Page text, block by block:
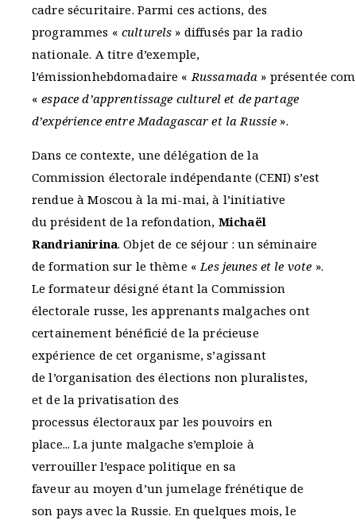
cadre sécuritaire. Parmi ces actions, des
programmes « culturels » diffusés par la radio
nationale. A titre d’exemple,
l’émissionhebdomadaire «Russamada » présentée
«espace d’apprentissage culturel et de partage
d’expérience entre Madagascar et la Russie ».
Dans ce contexte, une délégation de la
Commission électorale indépendante (CENI) s’est
rendue à Moscou à la mi-mai, à l’initiative
du président de la refondation, Michaël
Randrianirina. Objet de ce séjour : un séminaire
de formation sur le thème «Les jeunes et le vote ».
Le formateur désigné étant la Commission
électorale russe, les apprenants malgaches ont
certainement bénéficié de la précieuse
expérience de cet organisme, s’agissant
de l’organisation des élections non pluralistes,
et de la privatisation des
processus électoraux par les pouvoirs en
place... La junte malgache s’emploie à
verrouiller l’espace politique en sa
faveur au moyen d’un jumelage frénétique de
son pays avec la Russie. En quelques mois, le